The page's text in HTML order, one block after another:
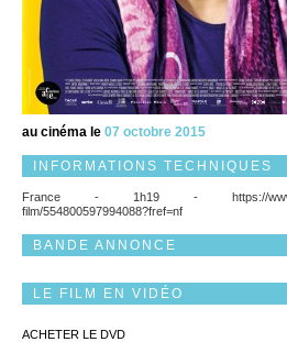
au cinéma le 07 octobre 2015
INFORMATIONS TECHNIQUES
France - 1h19 - https://
film/554800597994088?fref=nf
BANDE ANNONCE
LE FILM EN VIDÉO
ACHETER LE DVD